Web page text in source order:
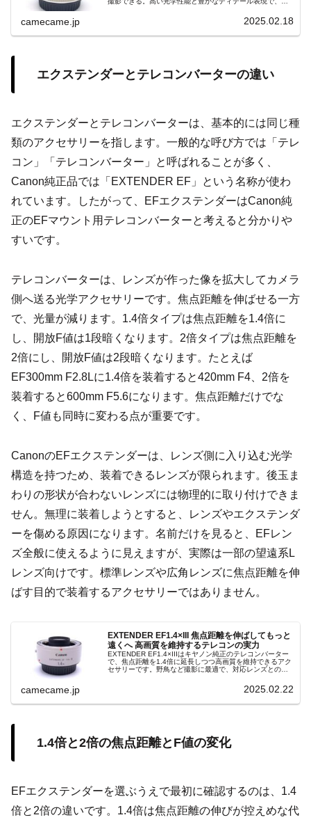
camecame.jp 2025.02.18
エクステンダーとテレコンバーターの違い
エクステンダーとテレコンバーターは、基本的には同じ種
類のアクセサリーを指します。一般的な呼び方では「テレ
コン」「テレコンバーター」と呼ばれることが多く、
Canon純正品では「EXTENDER EF」という名称が使わ
れています。したがって、EFエクステンダーはCanon純
正のEFマウント用テレコンバーターと考えると分かりや
すいです。
テレコンバーターは、レンズが作った像を拡大してカメラ
側へ送る光学アクセサリーです。焦点距離を伸ばせる一方
で、光量が減ります。1.4倍タイプは焦点距離を1.4倍に
し、開放F値は1段暗くなります。2倍タイプは焦点距離を
2倍にし、開放F値は2段暗くなります。たとえば
EF300mm F2.8Lに1.4倍を装着すると420mm F4、2倍を
装着すると600mm F5.6になります。焦点距離だけでな
く、F値も同時に変わる点が重要です。
CanonのEFエクステンダーは、レンズ側に入り込む光学
構造を持つため、装着できるレンズが限られます。後玉ま
わりの形状が合わないレンズには物理的に取り付けできま
せん。無理に装着しようとすると、レンズやエクステンダ
ーを傷める原因になります。名前だけを見ると、EFレン
ズ全般に使えるように見えますが、実際は一部の望遠系L
レンズ向けです。標準レンズや広角レンズに焦点距離を伸
ばす目的で装着するアクセサリーではありません。
EXTENDER EF1.4×III 焦点距離を伸ばしてもっと
遠くへ 高画質を維持するテレコンの実力
EXTENDER EF1.4×IIIはキヤノン純正のテレコンバーター
で、焦点距離を1.4倍に延長しつつ高画質を維持できるアク
セサリーです。野鳥など撮影に最適で、対応レンズとの組
camecame.jp 2025.02.22
1.4倍と2倍の焦点距離とF値の変化
EFエクステンダーを選ぶうえで最初に確認するのは、1.4
倍と2倍の違いです。1.4倍は焦点距離の伸びが控えめな代